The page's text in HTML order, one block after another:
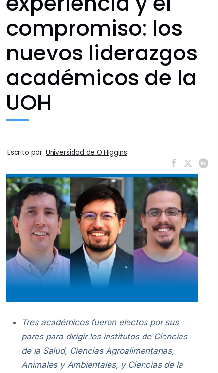
compromiso: los
nuevos liderazgos
académicos de la
UOH
Escrito por Universidad de O'Higgins
Tres académicos fueron electos por sus
pares para dirigir los institutos de Ciencias
de la Salud, Ciencias Agroalimentarias,
Animales y Ambientales, y Ciencias de la